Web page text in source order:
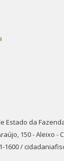
Estado da
150 - Aleixo -
1600 /